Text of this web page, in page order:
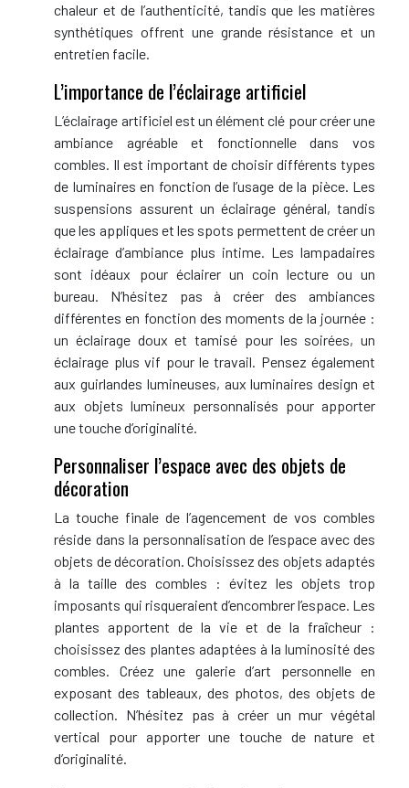
chaleur et de l’authenticité, tandis que les matières
synthétiques offrent une grande résistance et un
entretien facile.
L’importance de l’éclairage artificiel
L’éclairage artificiel est un élément clé pour créer une
ambiance agréable et fonctionnelle dans vos
combles. Il est important de choisir différents types
de luminaires en fonction de l’usage de la pièce. Les
suspensions assurent un éclairage général, tandis
que les appliques et les spots permettent de créer un
éclairage d’ambiance plus intime. Les lampadaires
sont idéaux pour éclairer un coin lecture ou un
bureau. N’hésitez pas à créer des ambiances
différentes en fonction des moments de la journée :
un éclairage doux et tamisé pour les soirées, un
éclairage plus vif pour le travail. Pensez également
aux guirlandes lumineuses, aux luminaires design et
aux objets lumineux personnalisés pour apporter
une touche d’originalité.
Personnaliser l’espace avec des objets de
décoration
La touche finale de l’agencement de vos combles
réside dans la personnalisation de l’espace avec des
objets de décoration. Choisissez des objets adaptés
à la taille des combles : évitez les objets trop
imposants qui risqueraient d’encombrer l’espace. Les
plantes apportent de la vie et de la fraîcheur :
choisissez des plantes adaptées à la luminosité des
combles. Créez une galerie d’art personnelle en
exposant des tableaux, des photos, des objets de
collection. N’hésitez pas à créer un mur végétal
vertical pour apporter une touche de nature et
d’originalité.